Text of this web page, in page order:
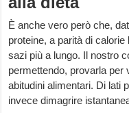
È anche vero però che,
proteine, a parità di
sazi più a lungo. Il nostro
permettendo, provarla per
abitudini alimentari. Di lati
invece dimagrire